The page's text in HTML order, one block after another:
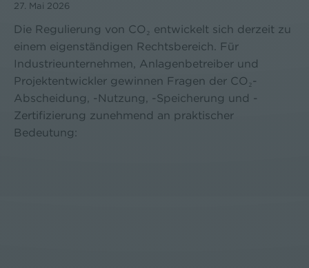
27. Mai 2026
Die Regulierung von CO₂ entwickelt sich derzeit zu
einem eigenständigen Rechtsbereich. Für
Industrieunternehmen, Anlagenbetreiber und
Projektentwickler gewinnen Fragen der CO₂-
Abscheidung, -Nutzung, -Speicherung und -
Zertifizierung zunehmend an praktischer
Bedeutung: